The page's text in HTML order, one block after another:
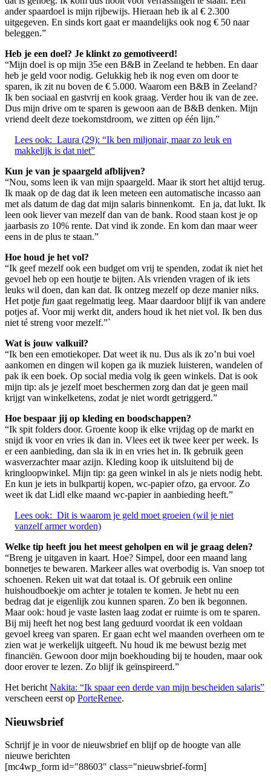
ander spaardoel is mijn rijbewijs. Hieraan heb ik al € 2.300
uitgegeven. En sinds kort gaat er maandelijks ook nog € 50 naar
beleggen.”
Heb je een doel? Je klinkt zo gemotiveerd!
“Mijn doel is op mijn 35e een B&B in Zeeland te hebben. En daar
heb je geld voor nodig. Gelukkig heb ik nog even om door te
sparen, ik zit nu boven de € 5.000. Waarom een B&B in Zeeland?
Ik ben sociaal en gastvrij en kook graag. Verder hou ik van de zee.
Dus mijn drive om te sparen is gewoon aan de B&B denken. Mijn
vriend deelt deze toekomstdroom, we zitten op één lijn.”
Lees ook: Laura (29): “Ik ben miljonair, maar zo leuk en
makkelijk is dat niet”
Kun je van je spaargeld afblijven?
“Nou, soms leen ik van mijn spaargeld. Maar ik stort het altijd terug.
Ik maak op de dag dat ik leen meteen een automatische incasso aan
met als datum de dag dat mijn salaris binnenkomt. En ja, dat lukt. Ik
leen ook liever van mezelf dan van de bank. Rood staan kost je op
jaarbasis zo 10% rente. Dat vind ik zonde. En kom dan maar weer
eens in de plus te staan.”
Hoe houd je het vol?
“Ik geef mezelf ook een budget om vrij te spenden, zodat ik niet het
gevoel heb op een houtje te bijten. Als vrienden vragen of ik iets
leuks wil doen, dan kan dat. Ik ontzeg mezelf op deze manier niks.
Het potje fun gaat regelmatig leeg. Maar daardoor blijf ik van andere
potjes af. Voor mij werkt dit, anders houd ik het niet vol. Ik ben dus
niet té streng voor mezelf.”`
Wat is jouw valkuil?
“Ik ben een emotiekoper. Dat weet ik nu. Dus als ik zo’n bui voel
aankomen en dingen wil kopen ga ik muziek luisteren, wandelen of
pak ik een boek. Op social media volg ik geen winkels. Dat is ook
mijn tip: als je jezelf moet beschermen zorg dan dat je geen mail
krijgt van winkelketens, zodat je niet wordt getriggerd.”
Hoe bespaar jij op kleding en boodschappen?
“Ik spit folders door. Groente koop ik elke vrijdag op de markt en
snijd ik voor en vries ik dan in. Vlees eet ik twee keer per week. Is
er een aanbieding, dan sla ik in en vries het in. Ik gebruik geen
wasverzachter maar azijn. Kleding koop ik uitsluitend bij de
kringloopwinkel. Mijn tip: ga geen winkel in als je niets nodig hebt.
En kun je iets in bulkpartij kopen, wc-papier ofzo, ga ervoor. Zo
weet ik dat Lidl elke maand wc-papier in aanbieding heeft.”
Lees ook: Dit is waarom je geld moet groeien (wil je niet
vanzelf armer worden)
Welke tip heeft jou het meest geholpen en wil je graag delen?
“Breng je uitgaven in kaart. Hoe? Simpel, door een maand lang
bonnetjes te bewaren. Markeer alles wat overbodig is. Van snoep tot
schoenen. Reken uit wat dat totaal is. Of gebruik een online
huishoudboekje om achter je totalen te komen. Je hebt nu een
bedrag dat je eigenlijk zou kunnen sparen. Zo ben ik begonnen.
Maar ook: houd je vaste lasten laag zodat er ruimte is om te sparen.
Bij mij heeft het nog best lang geduurd voordat ik een voldaan
gevoel kreeg van sparen. Er gaan echt wel maanden overheen om te
zien wat je werkelijk uitgeeft. Nu houd ik me bewust bezig met
financiën. Gewoon door mijn boekhouding bij te houden, maar ook
door erover te lezen. Zo blijf ik geïnspireerd.”
Het bericht Nakita: “Ik spaar een derde van mijn bescheiden salaris”
verscheen eerst op PorteRenee.
Nieuwsbrief
Schrijf je in voor de nieuwsbrief en blijf op de hoogte van alle
nieuwe berichten
[mc4wp_form id="88603" class="nieuwsbrief-form]